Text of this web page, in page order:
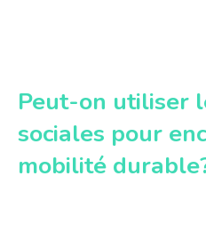
Peut-on utiliser
sociales pour
mobilité